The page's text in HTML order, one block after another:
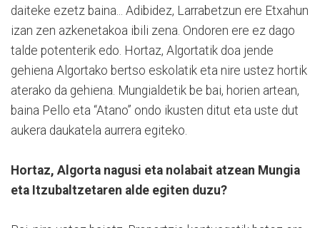
daiteke ezetz baina... Adibidez, Larrabetzun ere Etxahun
izan zen azkenetakoa ibili zena. Ondoren ere ez dago
talde potenterik edo. Hortaz, Algortatik doa jende
gehiena Algortako bertso eskolatik eta nire ustez hortik
aterako da gehiena. Mungialdetik be bai, horien artean,
baina Pello eta “Atano” ondo ikusten ditut eta uste dut
aukera daukatela aurrera egiteko.
Hortaz, Algorta nagusi eta nolabait atzean Mungia
eta Itzubaltzetaren alde egiten duzu?